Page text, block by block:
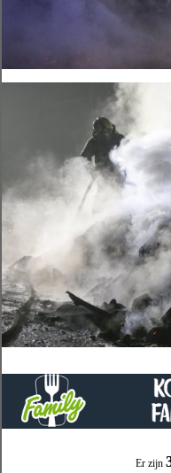
Er zijn